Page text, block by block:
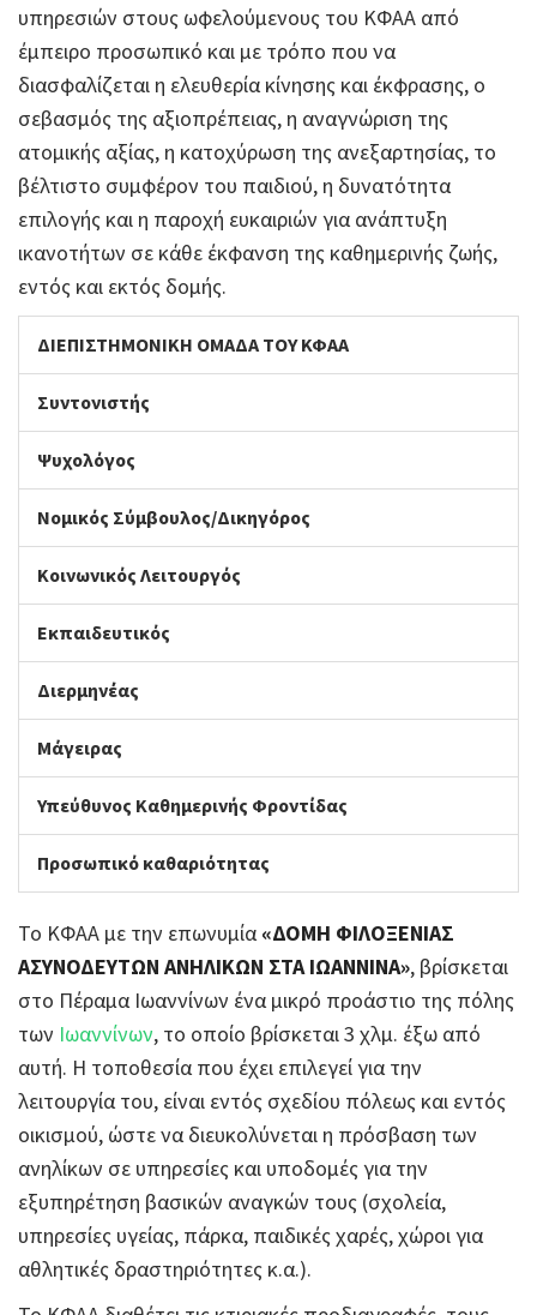
υπηρεσιών στους ωφελούμενους του ΚΦΑΑ από
έμπειρο προσωπικό και με τρόπο που να
διασφαλίζεται η ελευθερία κίνησης και έκφρασης, ο
σεβασμός της αξιοπρέπειας, η αναγνώριση της
ατομικής αξίας, η κατοχύρωση της ανεξαρτησίας, το
βέλτιστο συμφέρον του παιδιού, η δυνατότητα
επιλογής και η παροχή ευκαιριών για ανάπτυξη
ικανοτήτων σε κάθε έκφανση της καθημερινής ζωής,
εντός και εκτός δομής.
ΔΙΕΠΙΣΤΗΜΟΝΙΚΗ ΟΜΑΔΑ ΤΟΥ ΚΦΑΑ
Συντονιστής
Ψυχολόγος
Νομικός Σύμβουλος/Δικηγόρος
Κοινωνικός Λειτουργός
Εκπαιδευτικός
Διερμηνέας
Μάγειρας
Υπεύθυνος Καθημερινής Φροντίδας
Προσωπικό καθαριότητας
Το ΚΦΑΑ με την επωνυμία«ΔΟΜΗ ΦΙΛΟΞΕΝΙΑΣ
ΑΣΥΝΟΔΕΥΤΩΝ ΑΝΗΛΙΚΩΝ ΣΤΑ ΙΩΑΝΝΙΝΑ», βρίσκεται
στο Πέραμα Ιωαννίνων ένα μικρό προάστιο της πόλης
των Ιωαννίνων, το οποίο βρίσκεται 3 χλμ. έξω από
αυτή. Η τοποθεσία που έχει επιλεγεί για την
λειτουργία του, είναι εντός σχεδίου πόλεως και εντός
οικισμού, ώστε να διευκολύνεται η πρόσβαση των
ανηλίκων σε υπηρεσίες και υποδομές για την
εξυπηρέτηση βασικών αναγκών τους (σχολεία,
υπηρεσίες υγείας, πάρκα, παιδικές χαρές, χώροι για
αθλητικές δραστηριότητες κ.α.).